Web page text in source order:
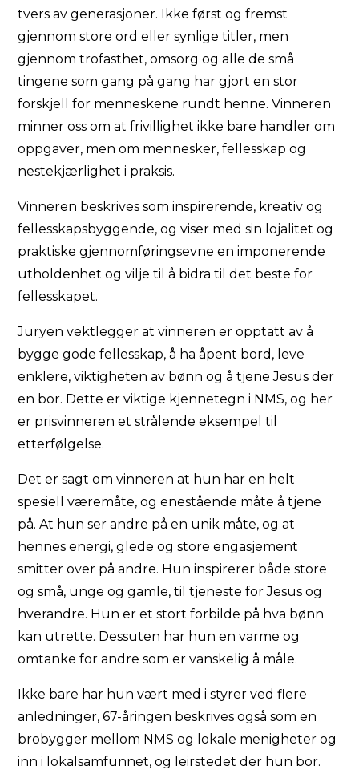
tvers av generasjoner. Ikke først og fremst
gjennom store ord eller synlige titler, men
gjennom trofasthet, omsorg og alle de små
tingene som gang på gang har gjort en stor
forskjell for menneskene rundt henne. Vinneren
minner oss om at frivillighet ikke bare handler om
oppgaver, men om mennesker, fellesskap og
nestekjærlighet i praksis.
Vinneren beskrives som inspirerende, kreativ og
fellesskapsbyggende, og viser med sin lojalitet og
praktiske gjennomføringsevne en imponerende
utholdenhet og vilje til å bidra til det beste for
fellesskapet.
Juryen vektlegger at vinneren er opptatt av å
bygge gode fellesskap, å ha åpent bord, leve
enklere, viktigheten av bønn og å tjene Jesus der
en bor. Dette er viktige kjennetegn i NMS, og her
er prisvinneren et strålende eksempel til
etterfølgelse.
Det er sagt om vinneren at hun har en helt
spesiell væremåte, og enestående måte å tjene
på. At hun ser andre på en unik måte, og at
hennes energi, glede og store engasjement
smitter over på andre. Hun inspirerer både store
og små, unge og gamle, til tjeneste for Jesus og
hverandre. Hun er et stort forbilde på hva bønn
kan utrette. Dessuten har hun en varme og
omtanke for andre som er vanskelig å måle.
Ikke bare har hun vært med i styrer ved flere
anledninger, 67-åringen beskrives også som en
brobygger mellom NMS og lokale menigheter og
inn i lokalsamfunnet, og leirstedet der hun bor.